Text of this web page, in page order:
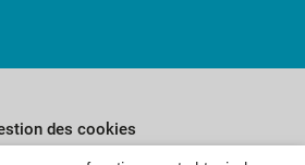
des cookies